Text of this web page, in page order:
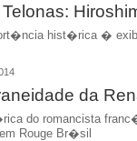
hist�rica �
da
do romancista
Rouge Br�sil